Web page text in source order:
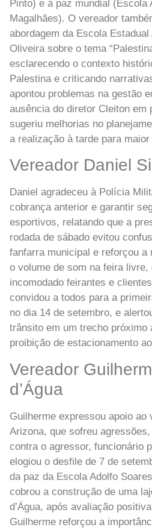
Pinto) e à paz mundial (Escola
Magalhães). O vereador
abordagem da Escola
Oliveira sobre o tema
esclarecendo o contexto
Palestina e criticando
apontou problemas na gestão
ausência do diretor Cleiton em
sugeriu melhorias no
a realização à tarde para maior
Vereador Daniel
Daniel agradeceu à Polícia
cobrança anterior e garantir
esportivos, relatando que a
rodada de sábado evitou
fanfarra municipal e reforçou a
o volume de som na feira livre,
incomodado feirantes e
convidou a todos para a
no dia 14 de setembro, e
trânsito em um trecho próximo
proibição de estacionamento
Vereador
d’Água
Guilherme expressou apoio ao
Arizona, que sofreu
contra o agressor, funcionário
elogiou o desfile de 7 de
da paz da Escola Adolfo
cobrou a construção de uma
d’Água, após avaliação
Guilherme reforçou a